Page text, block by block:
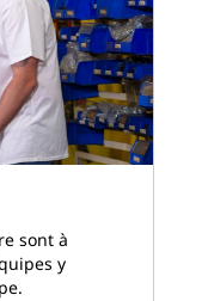
sont à
y